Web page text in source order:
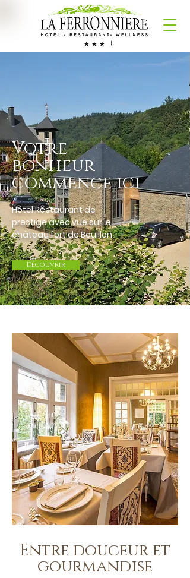
+
Votre
bonheur
commence ici
Hôtel Restaurant de
prestige avec vue sur le
château fort de Bouillon
Découvrir
Entre douceur et
gourmandise